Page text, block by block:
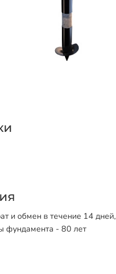
и обмен в течение 14 дней,
фундамента - 80 лет